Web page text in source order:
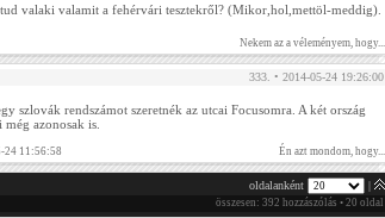
valaki valamit a fehérvári tesztekről? (Mikor,hol,mettöl-meddig).
Nekem az a véleményem, hogy...
333. • 2014-05-24 19:26:00
szlovák rendszámot szeretnék az utcai Focusomra. A két ország
azonosak is.
24 11:56:58 Én azt mondom, hogy...
oldalanként |
összesen: 392 hozzászólás • 20 oldal